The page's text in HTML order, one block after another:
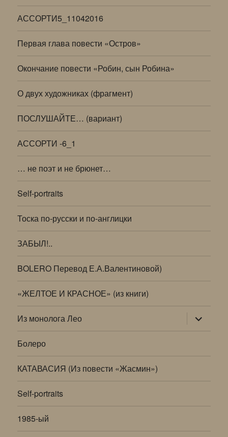
АССОРТИ5_11042016
Первая глава повести «Остров»
Окончание повести «Робин, сын Робина»
О двух художниках (фрагмент)
ПОСЛУШАЙТЕ… (вариант)
АССОРТИ -6_1
… не поэт и не брюнет…
Self-portraits
Тоска по-русски и по-англицки
ЗАБЫЛ!..
BOLERO Перевод Е.А.Валентиновой)
«ЖЕЛТОЕ И КРАСНОЕ» (из книги)
Из монолога Лео раскрыть
дочернее
меню
Болеро
КАТАВАСИЯ (Из повести «Жасмин»)
Self-portraits
1985-ый